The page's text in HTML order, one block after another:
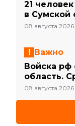
21
в Сумской
08 августа
Важно
Войска рф
область.
08 августа